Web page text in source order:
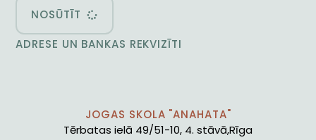
NOSŪTĪT
ADRESE UN BANKAS REKVIZĪTI
JOGAS SKOLA "ANAHATA"
Tērbatas ielā 49/51-10, 4. stāvā,Rīga